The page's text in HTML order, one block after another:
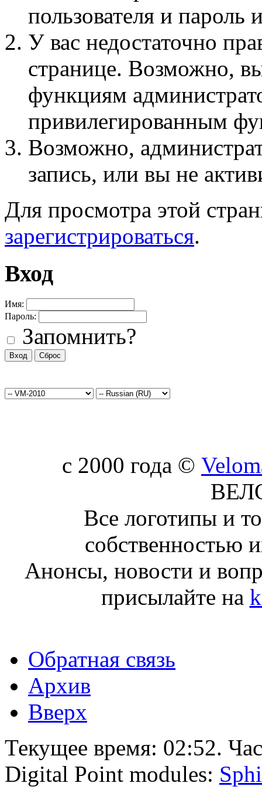
пользователя и пароль
У вас недостаточно
странице. Возможно,
функциям
привилегированным
Возможно,
запись, или вы не
Для просмотра этой
зарегистрироваться.
Вход
Имя:
Пароль:
Запомнить?
c 2000 года ©
Все логотипы и
собственностью
Анонсы, новости и
присылайте на
Обратная связь
Архив
Вверх
Текущее время: 02:52.
Digital Point modules: